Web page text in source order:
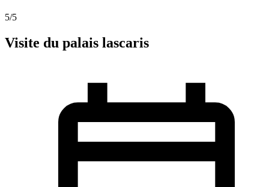
5/5
Visite du palais lascaris